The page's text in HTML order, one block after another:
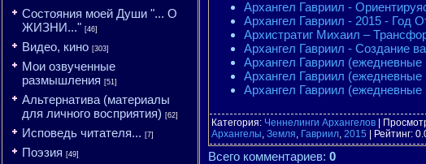
Состояния моей Души "... О
ЖИЗНИ..." [46]
Видео, кино [303]
Мои озвученные
размышления [51]
Альтернатива (материалы
для личного восприятия) [62]
Исповедь читателя... [7]
Поэзия [49]
Архангел Гавриил -
Архангел Гавриил - 2015 - Год
Архистратиг Михаил –
Архангел Гавриил - Создание
Архангел Гавриил (ежедневные
Архангел Гавриил (ежедневные
Архангел Гавриил
Категория: Ченнелинги Архангелов
Архангелы, Земля, Гавриил, 2015 Рейтинг:
Всего комментариев: 0